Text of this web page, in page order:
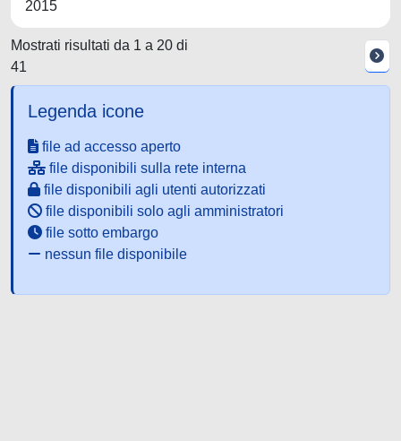
2015
Mostrati risultati da 1 a 20 di
41
Legenda icone
file ad accesso aperto
file disponibili sulla rete interna
file disponibili agli utenti autorizzati
file disponibili solo agli amministratori
file sotto embargo
nessun file disponibile